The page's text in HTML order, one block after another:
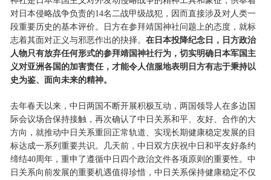
对日本侵略战争负责的14名二战甲级战犯，因而直接涉及对人类一
段重要历史的基本评价。日方在参拜靖国神社问题上的态度，就标
志着其面对正义与邪恶作出的抉择。 在日本投降纪念日，日方政治
人物只有放弃任何形式的参拜靖国神社行为，切实明确日本军国主
义对亚洲各国的加害责任，才能令人信服地表明日方有志于秉持以
史为鉴、面向未来的精神。
去年春天以来，中日两国不断开展积极互动，两国领导人在多边国
际会议场合保持接触，再次确认了中日关系和平、友好、合作的大
方向，就推动中日关系重回正常轨道、实现长期健康稳定发展的目
标达成一系列重要共识。几天前，中日双方庆祝中日和平友好条约
缔结40周年，重申了遵循中日四个政治文件各项原则的重要性。中
日关系向前发展的重要机遇值得珍惜，中日关系保持健康稳定不仅